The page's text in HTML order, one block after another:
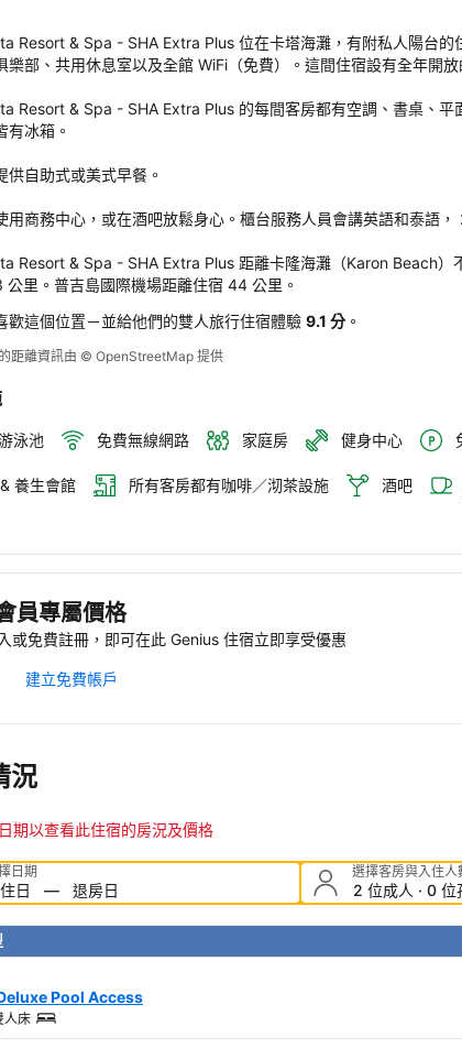
住
Aurico
Kata
Resort
&
Extra
Plus
後
評
定。
Resort & Spa - SHA Extra Plus 位在卡塔海灘，有附私人陽台的
樂部、共用休息室以及全館 WiFi（免費）。這間住宿設有全年開
Resort & Spa - SHA Extra Plus 的每間客房都有空調、書桌、平
有冰箱。
供自助式或美式早餐。
用商務中心，或在酒吧放鬆身心。櫃台服務人員會講英語和泰語，
Resort & Spa - SHA Extra Plus 距離卡隆海灘（Karon Beach）
公里。普吉島國際機場距離住宿 44 公里。
歡這個位置－並給他們的雙人旅行住宿體驗 9.1 分 。
距離資訊由 © OpenStreetMap 提供
泳池 免費無線網路 家庭房 健身中心
養生會館 所有客房都有咖啡／沏茶設施 酒吧
員專屬價格
或免費註冊，即可在此 Genius 住宿立即享受優惠
建立免費帳戶
況
期以查看此住宿的房況及價格
日期
日 — 退房日
選擇客房與入住人
2 位成人 · 0 位
Pool Access
人床